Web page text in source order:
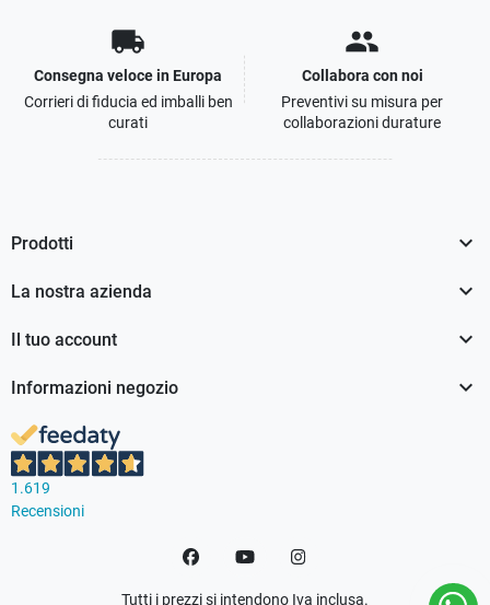
local_shipping
Consegna veloce in Europa
Corrieri di fiducia ed imballi ben
curati
people
Collabora con noi
Preventivi su misura per
collaborazioni durature
Prodotti 
La nostra azienda 
Il tuo account 
Informazioni negozio 
1.619
Recensioni
Tutti i prezzi si intendono Iva inclusa.